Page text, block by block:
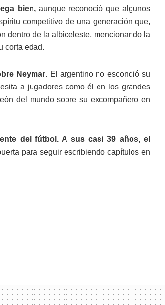
bien,aunque reconoció que algunos
competitivo de una generación que,
dentro de la albiceleste, mencionando la
corta edad.
Neymar. El argentino no escondió su
a jugadores como él en los grandes
del mundo sobre su excompañero en
del fútbol. A sus casi 39 años, el
para seguir escribiendo capítulos en